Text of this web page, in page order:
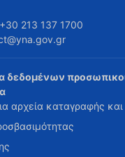
+30 213 137 1700
δεδομένων
αρχεία καταγραφής